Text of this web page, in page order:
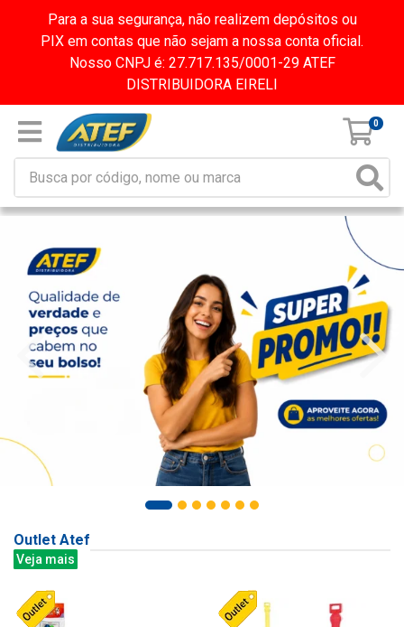
Para a sua segurança, não realizem depósitos ou
PIX em contas que não sejam a nossa conta oficial.
Nosso CNPJ é: 27.717.135/0001-29 ATEF
DISTRIBUIDORA EIRELI
0
Outlet Atef
Veja mais